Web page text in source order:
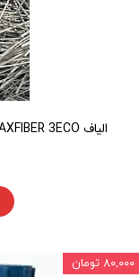
۸۰,۰۰۰ تومان